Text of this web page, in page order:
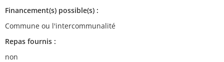
Financement(s) possible(s) :
Commune ou l'intercommunalité
Repas fournis :
non